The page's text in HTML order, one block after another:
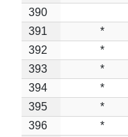
390
391
*
392
*
393
*
394
*
395
*
396
*